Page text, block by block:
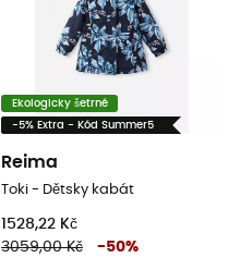
Ekologicky šetrné
-5% Extra - Kód Summer5
Reima
Toki - Dětsky kabát
1528,22 Kč
3059,00 Kč
-50%